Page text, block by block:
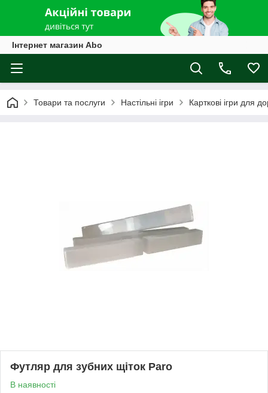
Інтернет магазин Abo
Товари та послуги Настільні ігри Карткові ігри для
Футляр для зубних щіток Paro
В наявності